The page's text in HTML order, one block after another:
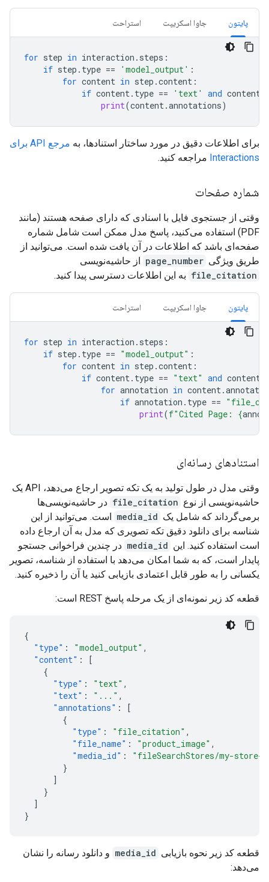
پایتون جاوا اسکریپت استراحت
for step in interaction . steps :
if step . type == 'model_output' :
for content in step .content :
if content. type == 'text' and content
print(content.annotations)
برای اطلاعات دقیق در مورد ساختار استنادها، به
مرجع API برای
Interactions مراجعه کنید.
شماره صفحات
وقتی از جستجوی فایل با اسنادی که دارای صفحه هستند (مانند
PDF) استفاده می‌کنید، پاسخ مدل ممکن است شامل شماره
صفحه‌ای باشد که اطلاعات در آن یافت شده است. می‌توانید از
طریق ویژگی page_number از حاشیه‌نویسی
file_citation به این اطلاعات دسترسی پیدا کنید.
پایتون جاوا اسکریپت استراحت
for step in interaction . steps :
if step . type == "model_output" :
for content in step .content :
if content. type == "text" and content
for annotation in content.
if annotation . type ==
print(f"Cited Page: {
استنادهای رسانه‌ای
وقتی مدل در طول تولید به یک تکه تصویر ارجاع می‌دهد، API یک
حاشیه‌نویسی از نوع file_citation در حاشیه‌نویسی‌ها
برمی‌گرداند که شامل یک media_id است. می‌توانید از این
شناسه برای دانلود دقیق تکه تصویری که مدل به آن ارجاع داده
است استفاده کنید. این media_id در چندین فراخوانی جستجو
پایدار است، که به شما امکان می‌دهد با استفاده از شناسه، تصویر
یکسانی را به طور قابل اعتمادی بازیابی کنید یا آن را ذخیره کنید.
قطعه کد زیر نمونه‌ای از یک مرحله پاسخ REST است:
{
"type" : "model_output" ,
"content" :
[
{
"type" : "text" ,
"text" : "..." ,
"annotations" :
[
{
"type" : "file_citation" ,
"file_name" : "product_image" ,
"media_id" :
"fileSearchStores/my-store-
}
]
}
]
}
قطعه کد زیر نحوه بازیابی media_id و دانلود رسانه را نشان
می‌دهد: